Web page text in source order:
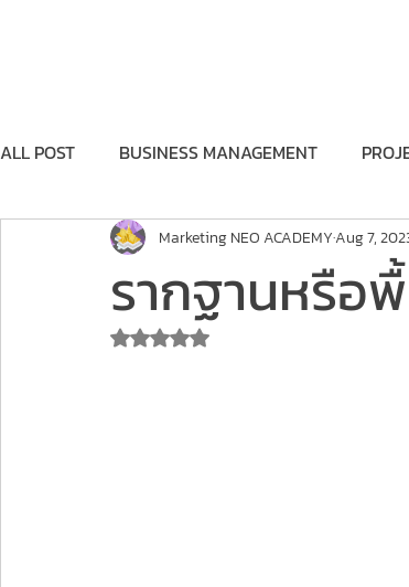
ALL POST BUSINESS MANAGEMENT
BRANDING&COMMUNICATION DIGITAL
FEASIBILITY GOVERNMENT PROJECT
รากฐานหรือ
Marketing NEO ACADEMYAug 7,
Rated NaN out of 5 stars.